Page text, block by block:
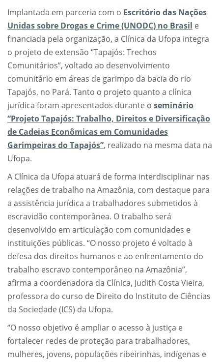
Implantada em parceria com o Escritório das Nações
Unidas sobre Drogas e Crime (UNODC) no Brasil e
financiada pela organização, a Clínica da Ufopa integra
o projeto de extensão “Tapajós: Trechos
Comunitários”, voltado ao desenvolvimento
comunitário em áreas de garimpo da bacia do rio
Tapajós, no Pará. Tanto o projeto quanto a clínica
jurídica foram apresentados durante o seminário
“Projeto Tapajós: Trabalho, Direitos e Diversificação
de Cadeias Econômicas em Comunidades
Garimpeiras do Tapajós”, realizado na mesma data na
Ufopa.
A Clínica da Ufopa atuará de forma interdisciplinar nas
relações de trabalho na Amazônia, com destaque para
a assistência jurídica a trabalhadores submetidos à
escravidão contemporânea. O trabalho será
desenvolvido em articulação com comunidades e
instituições públicas. “O nosso projeto é voltado à
defesa dos direitos humanos e ao enfrentamento do
trabalho escravo contemporâneo na Amazônia”,
afirma a coordenadora da Clínica, Judith Costa Vieira,
professora do curso de Direito do Instituto de Ciências
da Sociedade (ICS) da Ufopa.
“O nosso objetivo é ampliar o acesso à justiça e
fortalecer redes de proteção para trabalhadores,
mulheres, jovens, populações ribeirinhas, indígenas e